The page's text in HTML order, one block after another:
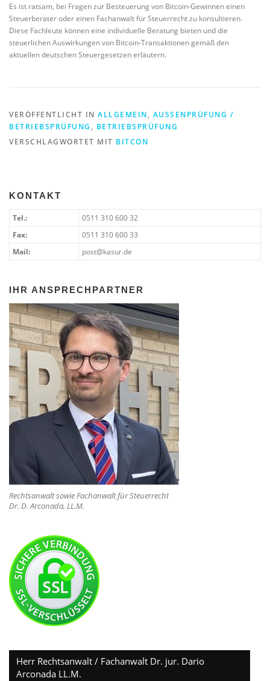
Es ist ratsam, bei Fragen zur Besteuerung von Bitcoin-Gewinnen einen
Steuerberater oder einen Fachanwalt für Steuerrecht zu konsultieren.
Diese Fachleute können eine individuelle Beratung bieten und die
steuerlichen Auswirkungen von Bitcoin-Transaktionen gemäß den
aktuellen deutschen Steuergesetzen erläutern.
VERÖFFENTLICHT IN ALLGEMEIN, AUSSENPRÜFUNG / B
ETRIEBSPRÜFUNG
, BETRIEBSPRÜFUNG
VERSCHLAGWORTET MIT BITCON
KONTAKT
Tel.:
0511 310 600 32
Fax:
0511 310 600 33
Mail:
post@kasur.de
IHR ANSPRECHPARTNER
Rechtsanwalt sowie Fachanwalt für Steuerrecht
Dr. D. Arconada, LL.M.
Herr Rechtsanwalt / Fachanwalt Dr. jur. Dario
Arconada LL.M.